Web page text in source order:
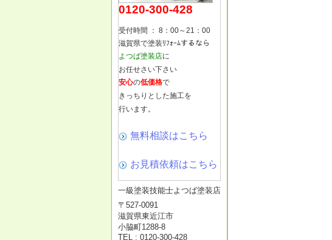
0120-300-428
受付時間 ： 8：00～21：00
滋賀県で塗装ﾘﾌｫｰﾑするなら
よつば塗装店に
お任せさい下さい
安心の低価格で
きっちりとした施工を
行います。
無料相談はこちら
お見積依頼はこちら
一級塗装技能士よつば塗装店
〒527-0091
滋賀県東近江市
小脇町1288-8
TEL : 0120-300-428